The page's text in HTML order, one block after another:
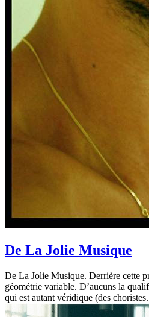
De La Jolie Musique
De La Jolie Musique. Derrière cette
géométrie variable. D’aucuns la
qui est autant véridique (des